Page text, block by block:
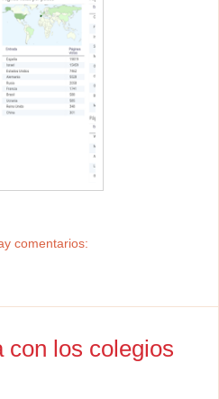
comentarios:
con los colegios